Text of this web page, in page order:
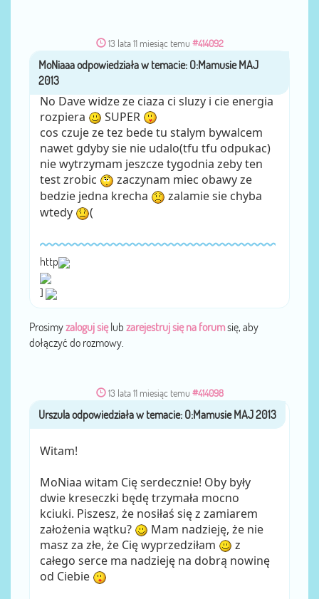
13 lata 11 miesiąc temu #414092
przezMoNiaaa
No Dave widze ze ciaza ci sluzy i cie energia
rozpiera
SUPER
cos czuje ze tez bede tu stalym bywalcem
nawet gdyby sie nie udalo(tfu tfu odpukac)
nie wytrzymam jeszcze tygodnia zeby ten
test zrobic
zaczynam miec obawy ze
bedzie jedna krecha
zalamie sie chyba
wtedy
(
http
]
Prosimyzaloguj sięlub zarejestruj się na forumsię, aby
dołączyć do rozmowy.
13 lata 11 miesiąc temu #414098
przezUrszula
Witam!
MoNiaa witam Cię serdecznie! Oby były
dwie kreseczki będę trzymała mocno
kciuki. Piszesz, że nosiłaś się z zamiarem
założenia wątku?
Mam nadzieję, że nie
masz za złe, że Cię wyprzedziłam
z
całego serce ma nadzieję na dobrą nowinę
od Ciebie